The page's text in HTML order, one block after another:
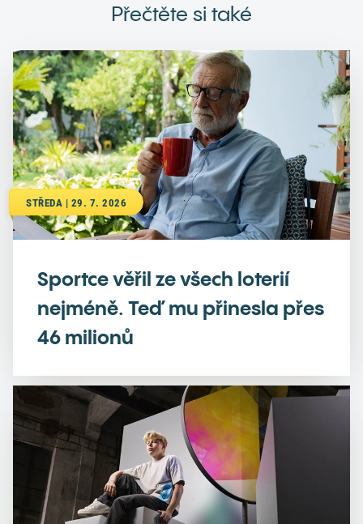
Přečtěte si také
STŘEDA | 29. 7. 2026
Sportce věřil ze všech loterií
nejméně. Teď mu přinesla přes
46 milionů